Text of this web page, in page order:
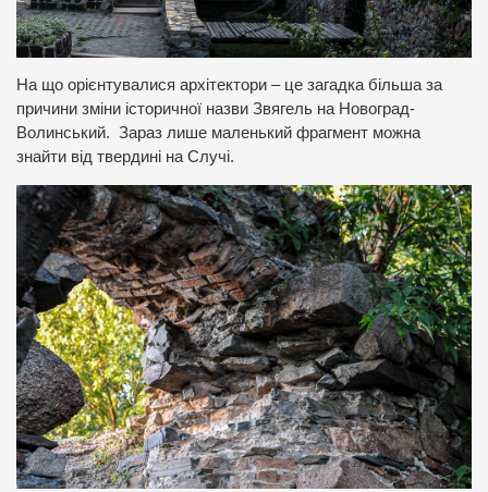
На що орієнтувалися архітектори – це загадка більша за
причини зміни історичної назви Звягель на Новоград-
Волинський. Зараз лише маленький фрагмент можна
знайти від твердині на Случі.